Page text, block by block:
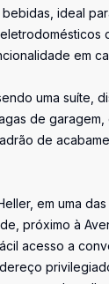
ideal
em
uma suíte,
de garagem,
de
em uma
próximo à
acesso a